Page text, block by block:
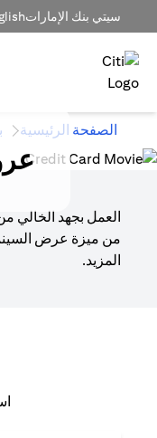
سيتي بنك الإمارات
الصفحة الرئيسية
العمل بجهد الخالي
من ميزة عرض
المزيد.